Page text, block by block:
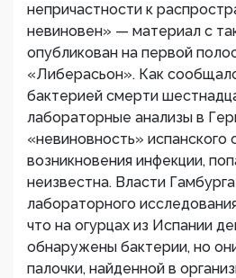
непричастности к
невиновен» — материал с
опубликован на первой
«Либерасьон». Как
бактерией смерти
лабораторные анализы в
«невиновность» испанского
возникновения инфекции,
неизвестна. Власти
лабораторного
что на огурцах из Испании
обнаружены бактерии, но
палочки, найденной в